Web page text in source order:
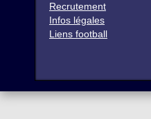
Recrutement
Infos légales
Liens football